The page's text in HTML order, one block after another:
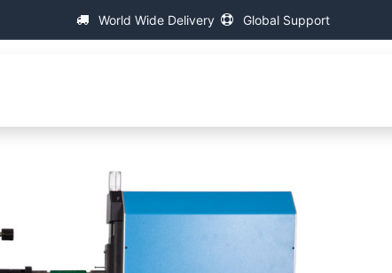
World Wide Delivery Global Support